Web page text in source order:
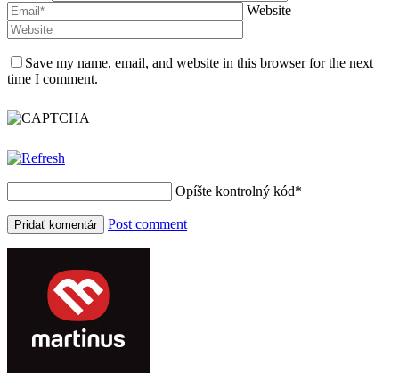
Website
Save my name, email, and website in this browser for the next
time I comment.
Opíšte kontrolný kód*
Post comment